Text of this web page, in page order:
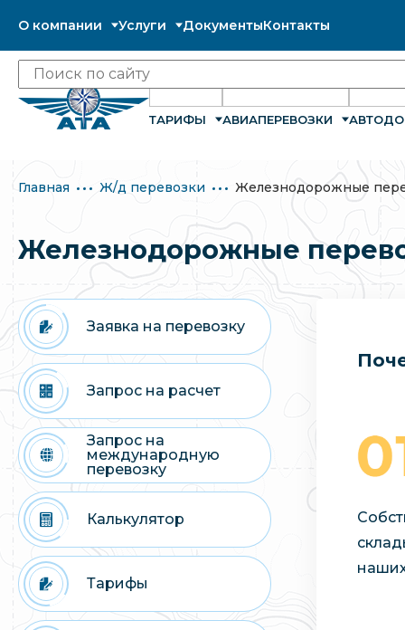
О компании Услуги ДокументыКонтакты
ТАРИФЫ АВИАПЕРЕВОЗКИ
Главная Ж/д перевозки Железнодорожные
Железнодорожные
Заявка на перевозку
Запрос на расчет
Запрос на
международную
перевозку
Калькулятор
Тарифы